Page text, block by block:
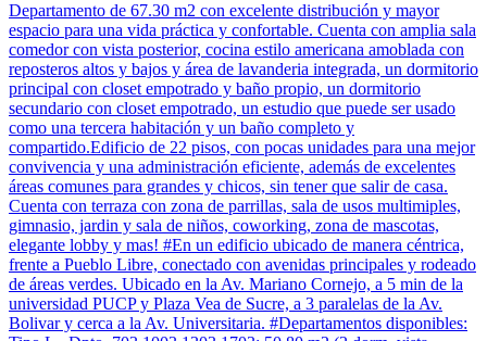
Departamento de 67.30 m2 con excelente distribución y mayor
espacio para una vida práctica y confortable. Cuenta con amplia sala
comedor con vista posterior, cocina estilo americana amoblada con
reposteros altos y bajos y área de lavanderia integrada, un dormitorio
principal con closet empotrado y baño propio, un dormitorio
secundario con closet empotrado, un estudio que puede ser usado
como una tercera habitación y un baño completo y
compartido.Edificio de 22 pisos, con pocas unidades para una mejor
convivencia y una administración eficiente, además de excelentes
áreas comunes para grandes y chicos, sin tener que salir de casa.
Cuenta con terraza con zona de parrillas, sala de usos multimiples,
gimnasio, jardin y sala de niños, coworking, zona de mascotas,
elegante lobby y mas! #En un edificio ubicado de manera céntrica,
frente a Pueblo Libre, conectado con avenidas principales y rodeado
de áreas verdes. Ubicado en la Av. Mariano Cornejo, a 5 min de la
universidad PUCP y Plaza Vea de Sucre, a 3 paralelas de la Av.
Bolivar y cerca a la Av. Universitaria. #Departamentos disponibles: